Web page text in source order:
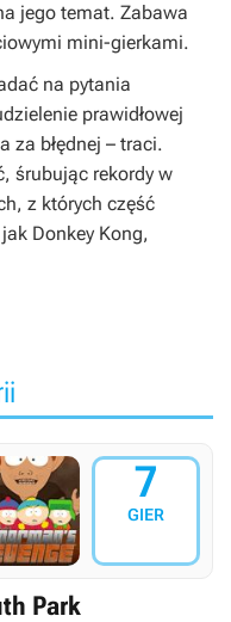
jego temat. Zabawa
mini-gierkami.
na pytania
prawidłowej
za błędnej – traci.
śrubując rekordy w
z których część
Donkey Kong,
7
GIER
Park